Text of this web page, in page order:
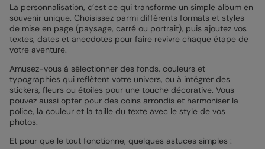
La personnalisation, c’est ce qui transforme un simple album en
souvenir unique. Choisissez parmi différents formats et styles
de mise en page (paysage, carré ou portrait), puis ajoutez vos
textes, dates et anecdotes pour faire revivre chaque étape de
votre aventure.
Amusez-vous à sélectionner des fonds, couleurs et
typographies qui reflètent votre univers, ou à intégrer des
stickers, fleurs ou étoiles pour une touche décorative. Vous
pouvez aussi opter pour des coins arrondis et harmoniser la
police, la couleur et la taille du texte avec le style de vos
photos.
Et pour que le tout fonctionne, quelques astuces simples :